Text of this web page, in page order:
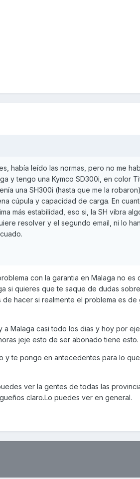
había leído las normas, pero no me
y tengo una Kymco SD300i, en color
una SH300i (hasta que me la
cúpula y capacidad de carga. En
más estabilidad, eso si, la SH vibra
resolver y el segundo email, ni lo han
con la garantia en Malaga no es
si quieres que te saque de dudas
hacer si realmente el problema es de
Malaga casi todo los dias y hoy por
jeje esto de ser abonado tiene esto.
y te pongo en antecedentes para lo
ver la gentes de todas las
claro.Lo puedes ver en general.